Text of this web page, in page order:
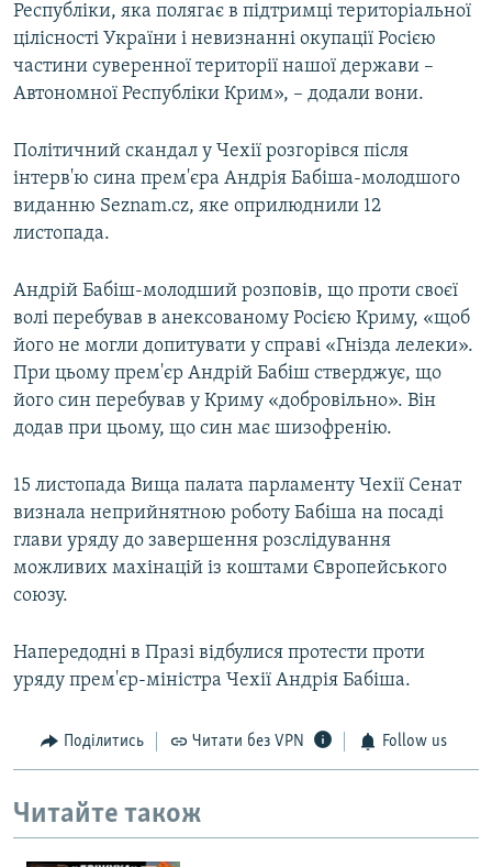
Республіки, яка полягає в підтримці територіальної
цілісності України і невизнанні окупації Росією
частини суверенної території нашої держави –
Автономної Республіки Крим», – додали вони.
Політичний скандал у Чехії розгорівся після
інтерв'ю сина прем'єра Андрія Бабіша-молодшого
виданню Seznam.cz, яке оприлюднили 12
листопада.
Андрій Бабіш-молодший розповів, що проти своєї
волі перебував в анексованому Росією Криму, «щоб
його не могли допитувати у справі «Гнізда лелеки».
При цьому прем'єр Андрій Бабіш стверджує, що
його син перебував у Криму «добровільно». Він
додав при цьому, що син має шизофренію.
15 листопада Вища палата парламенту Чехії Сенат
визнала неприйнятною роботу Бабіша на посаді
глави уряду до завершення розслідування
можливих махінацій із коштами Європейського
союзу.
Напередодні в Празі відбулися протести проти
уряду прем'єр-міністра Чехії Андрія Бабіша.
Поділитись Читати без VPN Follow us
Читайте також